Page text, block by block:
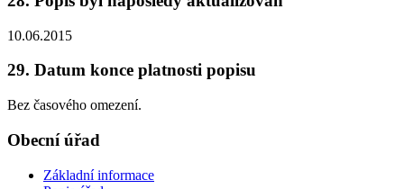
10.06.2015
29. Datum konce platnosti popisu
Bez časového omezení.
Obecní úřad
Základní informace